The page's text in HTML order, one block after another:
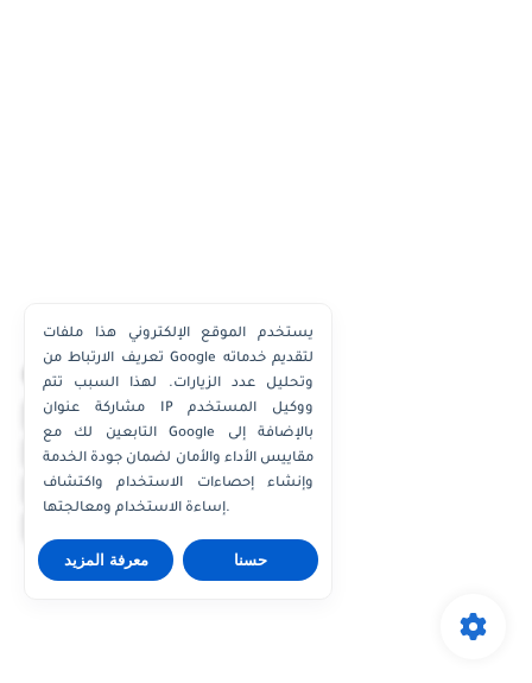
واتساب الكويت
واتساب قطر
واتساب عُمان
يستخدم الموقع الإلكتروني هذا ملفات
تعريف الارتباط من Google لتقديم خدماته
وتحليل عدد الزيارات. لهذا السبب تتم
مشاركة عنوان IP ووكيل المستخدم
التابعين لك مع Google بالإضافة إلى
مقاييس الأداء والأمان لضمان جودة الخدمة
وإنشاء إحصاءات الاستخدام واكتشاف
إساءة الاستخدام ومعالجتها.
معرفة المزيد حسنا